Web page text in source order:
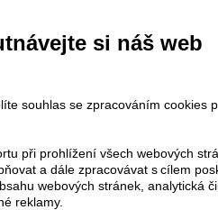
placených služeb Patria Plus/
získáte
Veškeré
jsou
nutnosti obnovovat stránku) bez
si náš web
souhlas se zpracováním cookies
při prohlížení všech webových
a dále zpracovávat s cílem
webových stránek, analytická
reklamy.